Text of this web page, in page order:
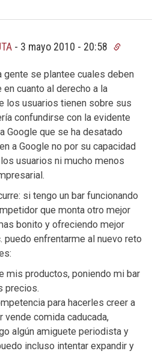
- 3 mayo 2010 - 20:58
gente se plantee cuales deben
cuanto al derecho a la
los usuarios tienen sobre sus
confundirse con la evidente
Google que se ha desatado
a Google no por su capacidad
usuarios ni mucho menos
si tengo un bar funcionando
que monta otro mejor
bonito y ofreciendo mejor
puedo enfrentarme al nuevo reto
mis productos, poniendo mi bar
precios.
para hacerles creer a
comida caducada,
algún amiguete periodista y
incluso intentar expandir y